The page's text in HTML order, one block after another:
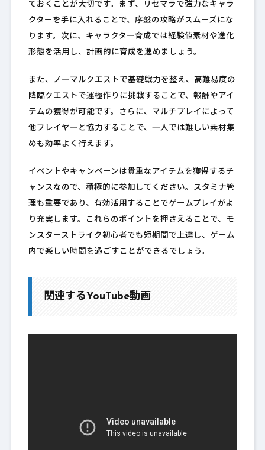
ておくことが大切です。まず、リセマラで強力なキャラ
クターを手に入れることで、序盤の攻略がスムーズにな
ります。次に、キャラクター育成では経験値素材や進化
形態を活用し、計画的に育成を進めましょう。
また、ノーマルクエストで基礎戦力を整え、高難易度の
降臨クエストで運極作りに挑戦することで、報酬やアイ
テムの獲得が可能です。さらに、マルチプレイによって
他プレイヤーと協力することで、一人では難しい素材集
めも効率よく行えます。
イベントやキャンペーンは貴重なアイテムを獲得するチ
ャンスなので、積極的に参加してください。スタミナ管
理も重要であり、有効活用することでゲームプレイがよ
り充実します。これらのポイントを押さえることで、モ
ンスターストライク初心者でも短期間で上達し、ゲーム
内で楽しい時間を過ごすことができるでしょう。
関連するYouTube動画